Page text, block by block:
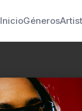
InicioGéneros